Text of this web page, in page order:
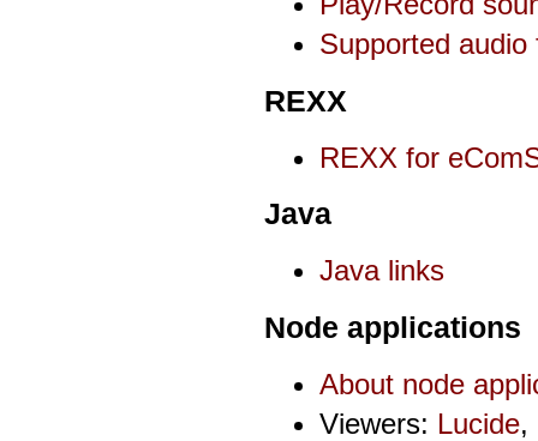
Supported audio
REXX
REXX for
Java
Java links
Node applications
About node
Viewers: Lucide,